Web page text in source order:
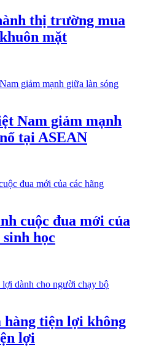
thị trường mua
mặt
Nam giảm mạnh
tại ASEAN
cuộc đua mới của
sinh học
tiện lợi không
lợi